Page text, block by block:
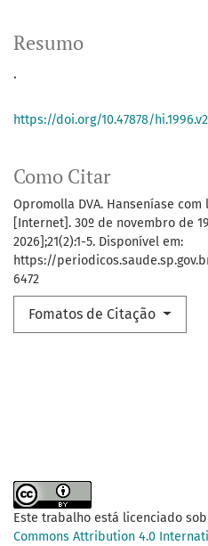
Como Citar
Opromolla DVA. Hanseníase com
[Internet]. 30º de novembro de
2026];21(2):1-5. Disponível em:
https://
6472
Fomatos de Citação
Resumo
.
https://doi.org/10.47878/
Este trabalho está licenciado
Commons Attribution 4.0